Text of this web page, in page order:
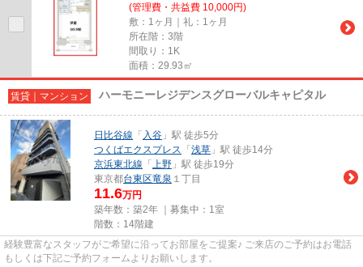
(管理費・共益費 10,000円)
敷：1ヶ月｜礼：1ヶ月
所在階：3階
間取り：1K
面積：29.93㎡
賃貸｜マンション ハーモニーレジデンスグローバルキャピタル
日比谷線 「 入谷 」駅 徒歩5分
つくばエクスプレス 「 浅草 」駅 徒歩14分
京浜東北線 「 上野 」駅 徒歩19分
東京都台東区竜泉 １丁目
11.6万円
築年数：築2年 ｜募集中： 1室
階数：14階建
経験豊富なスタッフがご希望に沿ってお部屋をご提案♪ ご来店のご予約はお電話
もしくは下記ご予約フォームよりお願いします。